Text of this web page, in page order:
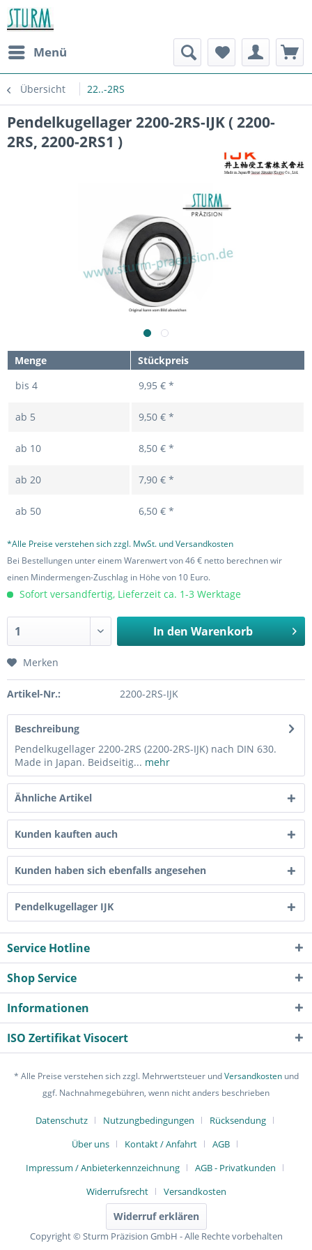
Menü
Übersicht 22..-2RS
Pendelkugellager 2200-2RS-IJK ( 2200-
2RS, 2200-2RS1 )
Menge
Stückpreis
bis 4 9,95 € *
ab 5 9,50 € *
ab 10 8,50 € *
ab 20 7,90 € *
ab 50 6,50 € *
*Alle Preise verstehen sich zzgl. MwSt. und Versandkosten
Bei Bestellungen unter einem Warenwert von 46 € netto berechnen wir
einen Mindermengen-Zuschlag in Höhe von 10 Euro.
Sofort versandfertig, Lieferzeit ca. 1-3 Werktage
In den Warenkorb
Merken
Artikel-Nr.: 2200-2RS-IJK
Beschreibung
Pendelkugellager 2200-2RS (2200-2RS-IJK) nach DIN 630.
Made in Japan. Beidseitig... mehr
Ähnliche Artikel
Kunden kauften auch
Kunden haben sich ebenfalls angesehen
Pendelkugellager IJK
Service Hotline
Shop Service
Informationen
ISO Zertifikat Visocert
* Alle Preise verstehen sich zzgl. Mehrwertsteuer undVersandkostenund
ggf. Nachnahmegebühren, wenn nicht anders beschrieben
Datenschutz Nutzungbedingungen
Rücksendung
Über uns
Kontakt / Anfahrt
AGB
Impressum / Anbieterkennzeichnung
AGB - Privatkunden
Widerrufsrecht
Versandkosten
Widerruf erklären
Copyright © Sturm Präzision GmbH - Alle Rechte vorbehalten